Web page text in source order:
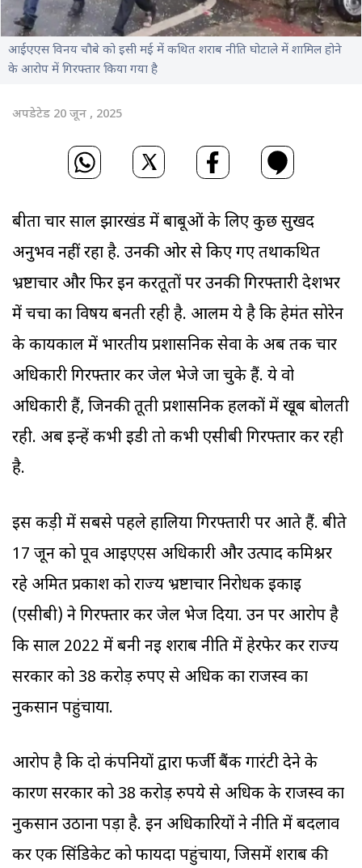
आईएएस विनय चौबे को इसी मई में कथित शराब नीति घोटाले में शामिल होने
के आरोप में गिरफ्तार किया गया है
अपडेटेड 20 जून , 2025
बीता चार साल झारखंड में बाबूओं के लिए कुछ सुखद
अनुभव नहीं रहा है. उनकी ओर से किए गए तथाकथित
भ्रष्टाचार और फिर इन करतूतों पर उनकी गिरफ्तारी देशभर
में चर्चा का विषय बनती रही है. आलम ये है कि हेमंत सोरेन
के कार्यकाल में भारतीय प्रशासनिक सेवा के अब तक चार
अधिकारी गिरफ्तार कर जेल भेजे जा चुके हैं. ये वो
अधिकारी हैं, जिनकी तूती प्रशासनिक हलकों में खूब बोलती
रही. अब इन्हें कभी ईडी तो कभी एसीबी गिरफ्तार कर रही
है.
इस कड़ी में सबसे पहले हालिया गिरफ्तारी पर आते हैं. बीते
17 जून को पूर्व आईएएस अधिकारी और उत्पाद कमिश्नर
रहे अमित प्रकाश को राज्य भ्रष्टाचार निरोधक इकाई
(एसीबी) ने गिरफ्तार कर जेल भेज दिया. उन पर आरोप है
कि साल 2022 में बनी नई शराब नीति में हेरफेर कर राज्य
सरकार को 38 करोड़ रुपए से अधिक का राजस्व का
नुकसान पहुंचाया.
आरोप है कि दो कंपनियों द्वारा फर्जी बैंक गारंटी देने के
कारण सरकार को 38 करोड़ रुपये से अधिक के राजस्व का
नुकसान उठाना पड़ा है. इन अधिकारियों ने नीति में बदलाव
कर एक सिंडिकेट को फायदा पहुंचाया, जिसमें शराब की